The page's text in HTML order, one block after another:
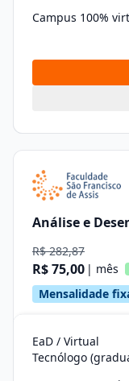
Campus 100%
Análise e
R$ 282,87
R$ 75,00 | mês
Mensalidade
EaD / Virtual
Tecnólogo